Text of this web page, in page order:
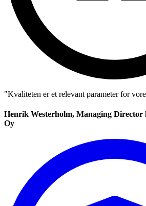
"Kvaliteten er et relevant parameter for
Henrik Westerholm, Managing Director
Oy